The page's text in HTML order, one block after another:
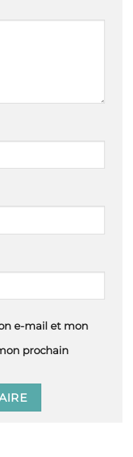
e-mail et mon
prochain